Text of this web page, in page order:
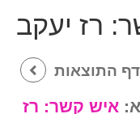
רז יעקב
התוצאות
איש קשר: רז